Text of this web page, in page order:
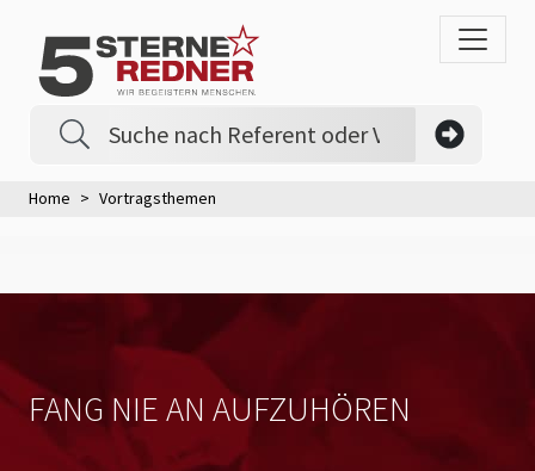
Home Vortragsthemen
FANG NIE AN AUFZUHÖREN